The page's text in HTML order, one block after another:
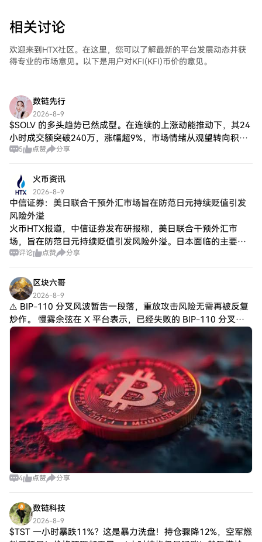
相关讨论
欢迎来到HTX社区。在这里，您可以了解最新的平台发展动态并获
得专业的市场意见。以下是用户对KFI(KFI)币价的意见。
数链先行
2026-8-9
$SOLV 的多头趋势已然成型。在连续的上涨动能推动下，其24
小时成交额突破240万，涨幅超9%，市场情绪从观望转向积
极。这种量价齐升的表现，往往是趋势延续的先兆。尽管短期
5 点赞 分享
火币资讯
2026-8-9
中信证券：美日联合干预外汇市场旨在防范日元持续贬值引发
风险外溢
火币HTX报道，中信证券发布研报称，美日联合干预外汇市
场，旨在防范日元持续贬值引发风险外溢。日本面临的主要困
境在于，其国内通胀持续低于日银目标水平，货币政策加息意
评论 点赞 分享
区块六哥
2026-8-9
⚠️ BIP-110 分叉风波暂告一段落，重放攻击风险无需再被反复
炒作。 慢雾余弦在 X 平台表示，已经失败的 BIP-110 分叉，
目前没有必要继续提醒用户关注重放攻击问题。 此前，BIP-
110
4 点赞 分享
数链科技
2026-8-9
$TST 一小时暴跌11%？这是暴力洗盘！持仓骤降12%，空军燃